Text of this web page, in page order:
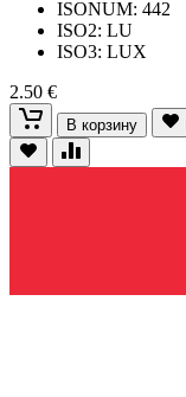
ISONUM: 442
ISO2: LU
ISO3: LUX
2.50 €
В корзину